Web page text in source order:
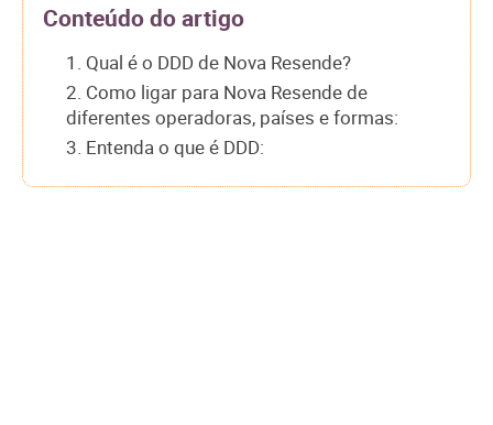
Conteúdo do artigo
1. Qual é o DDD de Nova Resende?
2. Como ligar para Nova Resende de
diferentes operadoras, países e formas:
3. Entenda o que é DDD: